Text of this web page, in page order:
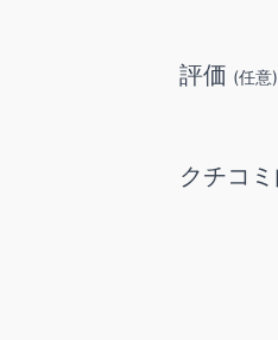
評価 (任意)
クチコ